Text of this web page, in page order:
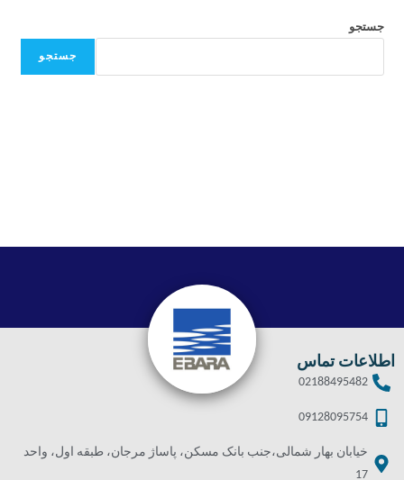
جستجو
جستجو
اطلاعات تماس
02188495482
09128095754
خیابان بهار شمالی،جنب بانک مسکن، پاساژ مرجان، طبقه اول، واحد
17